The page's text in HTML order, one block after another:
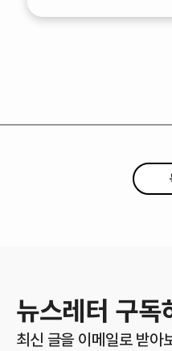
뉴스레터 구독
최신 글을 이메일로 받아